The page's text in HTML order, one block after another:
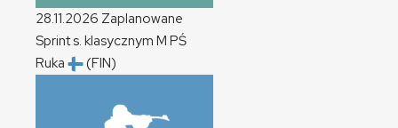
28.11.2026 Zaplanowane
Sprint s. klasycznym M PŚ
Ruka
(FIN)